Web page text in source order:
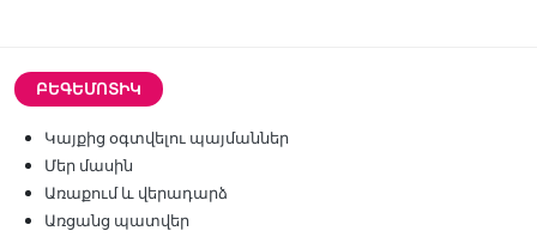
ԲԵԳԵՄՈՏԻԿ
Կայքից օգտվելու պայմաններ
Մեր մասին
Առաքում և վերադարձ
Առցանց պատվեր